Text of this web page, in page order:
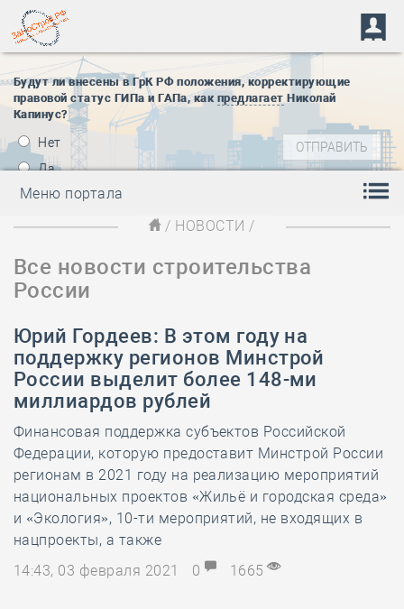
Будут ли внесены в ГрК РФ положения, корректирующие
правовой статус ГИПа и ГАПа, как предлагает Николай
Капинус?
Нет
Да
Меню портала
/ НОВОСТИ /
Все новости строительства
России
Юрий Гордеев: В этом году на
поддержку регионов Минстрой
России выделит более 148-ми
миллиардов рублей
Финансовая поддержка субъектов Российской
Федерации, которую предоставит Минстрой России
регионам в 2021 году на реализацию мероприятий
национальных проектов «Жильё и городская среда»
и «Экология», 10-ти мероприятий, не входящих в
нацпроекты, а также
14:43, 03 февраля 2021
0 1665